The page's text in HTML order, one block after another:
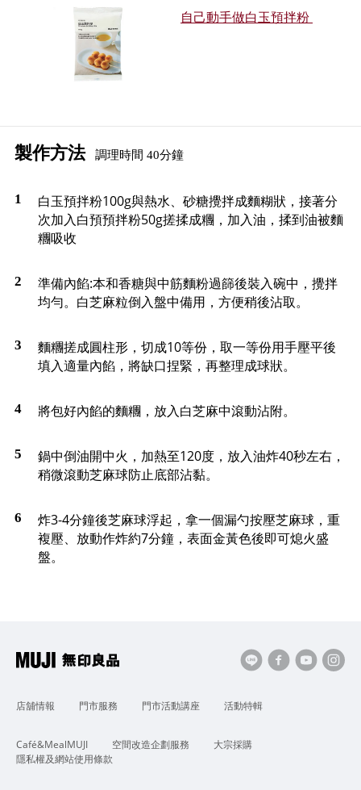
自己動手做白玉預拌粉
製作方法 調理時間 40分鐘
白玉預拌粉100g與熱水、砂糖攪拌成麵糊狀，接著分
次加入白預預拌粉50g搓揉成糰，加入油，揉到油被麵
糰吸收
準備內餡:本和香糖與中筋麵粉過篩後裝入碗中，攪拌
均勻。白芝麻粒倒入盤中備用，方便稍後沾取。
麵糰搓成圓柱形，切成10等份，取一等份用手壓平後
填入適量內餡，將缺口捏緊，再整理成球狀。
將包好內餡的麵糰，放入白芝麻中滾動沾附。
鍋中倒油開中火，加熱至120度，放入油炸40秒左右，
稍微滾動芝麻球防止底部沾黏。
炸3-4分鐘後芝麻球浮起，拿一個漏勺按壓芝麻球，重
複壓、放動作炸約7分鐘，表面金黃色後即可熄火盛
盤。
店舖情報 門市服務 門市活動講座 活動特輯
Café&MealMUJI 空間改造企劃服務
大宗採購
隱私權及網站使用條款